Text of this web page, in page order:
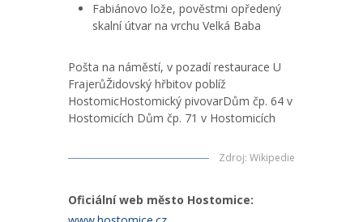
Fabiánovo lože, pověstmi opředený
skalní útvar na vrchu Velká Baba
Pošta na náměstí, v pozadí restaurace U
FrajerůŽidovský hřbitov poblíž
HostomicHostomický pivovarDům čp. 64 v
Hostomicích Dům čp. 71 v Hostomicích
Zdroj: Wikipedie
Oficiální web město Hostomice: